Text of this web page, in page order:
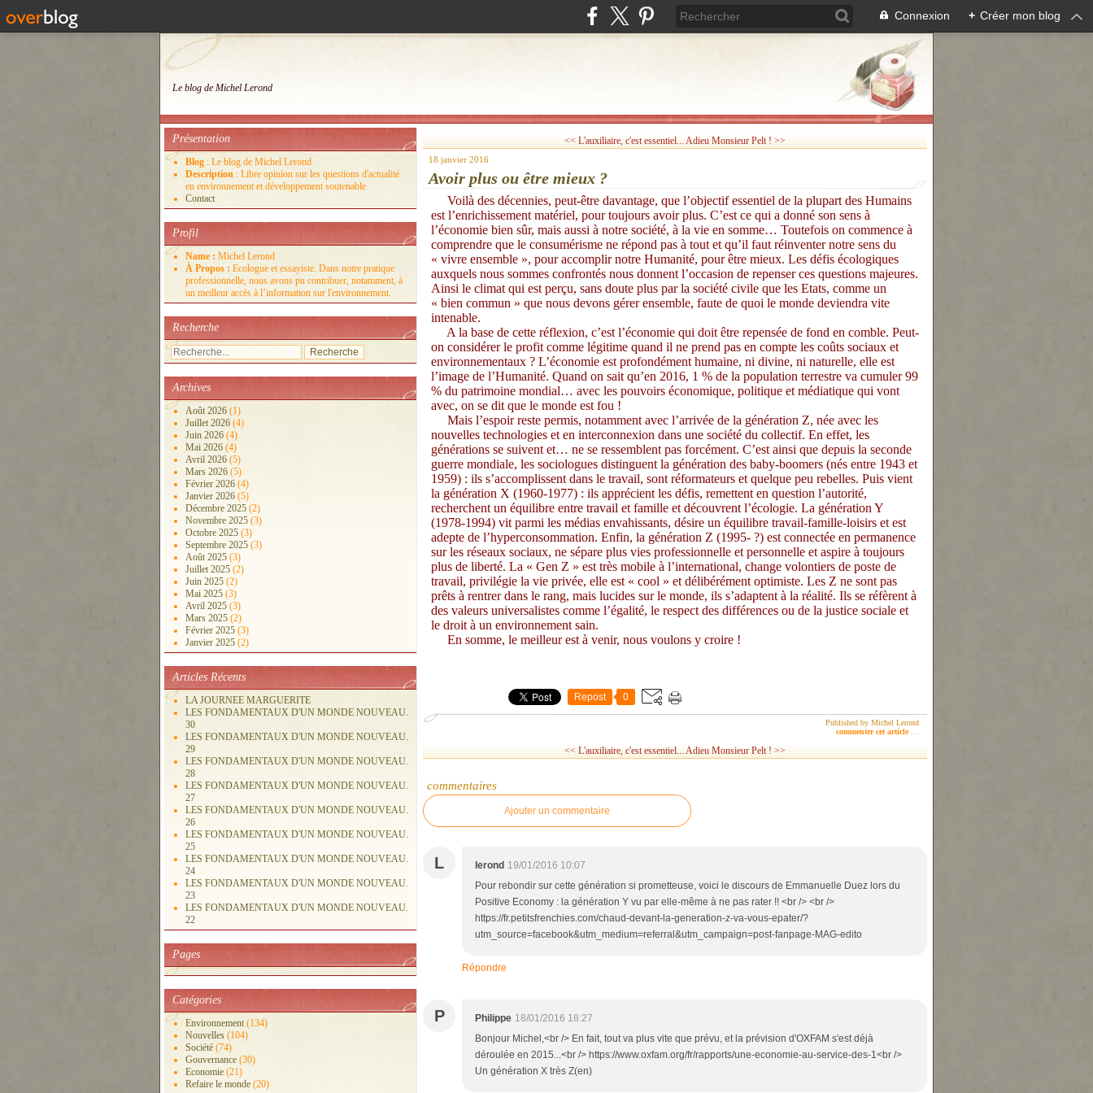
Connexion + Créer mon blog
Le blog de Michel Lerond
Présentation
Blog : Le blog de Michel Lerond
Description : Libre opinion sur les questions d'actualité
en environnement et développement soutenable
Contact
Profil
Name : Michel Lerond
À Propos : Ecologue et essayiste. Dans notre pratique
professionnelle, nous avons pu contribuer, notamment, à
un meilleur accès à l’information sur l'environnement.
Recherche
Archives
Août 2026 (1)
Juillet 2026 (4)
Juin 2026 (4)
Mai 2026 (4)
Avril 2026 (5)
Mars 2026 (5)
Février 2026 (4)
Janvier 2026 (5)
Décembre 2025 (2)
Novembre 2025 (3)
Octobre 2025 (3)
Septembre 2025 (3)
Août 2025 (3)
Juillet 2025 (2)
Juin 2025 (2)
Mai 2025 (3)
Avril 2025 (3)
Mars 2025 (2)
Février 2025 (3)
Janvier 2025 (2)
Articles Récents
LA JOURNEE MARGUERITE
LES FONDAMENTAUX D'UN MONDE NOUVEAU.
30
LES FONDAMENTAUX D'UN MONDE NOUVEAU.
29
LES FONDAMENTAUX D'UN MONDE NOUVEAU.
28
LES FONDAMENTAUX D'UN MONDE NOUVEAU.
27
LES FONDAMENTAUX D'UN MONDE NOUVEAU.
26
LES FONDAMENTAUX D'UN MONDE NOUVEAU.
25
LES FONDAMENTAUX D'UN MONDE NOUVEAU.
24
LES FONDAMENTAUX D'UN MONDE NOUVEAU.
23
LES FONDAMENTAUX D'UN MONDE NOUVEAU.
22
Pages
Catégories
Environnement (134)
Nouvelles (104)
Société (74)
Gouvernance (30)
Economie (21)
Refaire le monde (20)
<< L'auxiliaire, c'est essentiel...Adieu Monsieur Pelt ! >>
18 janvier 2016
Avoir plus ou être mieux ?
Voilà des décennies, peut-être davantage, que l’objectif essentiel de la plupart des Humains
est l’enrichissement matériel, pour toujours avoir plus. C’est ce qui a donné son sens à
l’économie bien sûr, mais aussi à notre société, à la vie en somme… Toutefois on commence à
comprendre que le consumérisme ne répond pas à tout et qu’il faut réinventer notre sens du
« vivre ensemble », pour accomplir notre Humanité, pour être mieux. Les défis écologiques
auxquels nous sommes confrontés nous donnent l’occasion de repenser ces questions majeures.
Ainsi le climat qui est perçu, sans doute plus par la société civile que les Etats, comme un
« bien commun » que nous devons gérer ensemble, faute de quoi le monde deviendra vite
intenable.
A la base de cette réflexion, c’est l’économie qui doit être repensée de fond en comble. Peut-
on considérer le profit comme légitime quand il ne prend pas en compte les coûts sociaux et
environnementaux ? L’économie est profondément humaine, ni divine, ni naturelle, elle est
l’image de l’Humanité. Quand on sait qu’en 2016, 1 % de la population terrestre va cumuler 99
% du patrimoine mondial… avec les pouvoirs économique, politique et médiatique qui vont
avec, on se dit que le monde est fou !
Mais l’espoir reste permis, notamment avec l’arrivée de la génération Z, née avec les
nouvelles technologies et en interconnexion dans une société du collectif. En effet, les
générations se suivent et… ne se ressemblent pas forcément. C’est ainsi que depuis la seconde
guerre mondiale, les sociologues distinguent la génération des baby-boomers (nés entre 1943 et
1959) : ils s’accomplissent dans le travail, sont réformateurs et quelque peu rebelles. Puis vient
la génération X (1960-1977) : ils apprécient les défis, remettent en question l’autorité,
recherchent un équilibre entre travail et famille et découvrent l’écologie. La génération Y
(1978-1994) vit parmi les médias envahissants, désire un équilibre travail-famille-loisirs et est
adepte de l’hyperconsommation. Enfin, la génération Z (1995- ?) est connectée en permanence
sur les réseaux sociaux, ne sépare plus vies professionnelle et personnelle et aspire à toujours
plus de liberté. La « Gen Z » est très mobile à l’international, change volontiers de poste de
travail, privilégie la vie privée, elle est « cool » et délibérément optimiste. Les Z ne sont pas
prêts à rentrer dans le rang, mais lucides sur le monde, ils s’adaptent à la réalité. Ils se réfèrent à
des valeurs universalistes comme l’égalité, le respect des différences ou de la justice sociale et
le droit à un environnement sain.
En somme, le meilleur est à venir, nous voulons y croire !
Repost 0
Published by Michel Lerond
commenter cet article
<< L'auxiliaire, c'est essentiel...Adieu Monsieur Pelt ! >>
commentaires
Ajouter un commentaire
L lerond 19/01/2016 10:07
Pour rebondir sur cette génération si prometteuse, voici le discours de Emmanuelle Duez lors du
Positive Economy : la génération Y vu par elle-même à ne pas rater !! <br /> <br />
https://fr.petitsfrenchies.com/chaud-devant-la-generation-z-va-vous-epater/?
utm_source=facebook&utm_medium=referral&utm_campaign=post-fanpage-MAG-edito
Répondre
P Philippe 18/01/2016 18:27
Bonjour Michel,<br /> En fait, tout va plus vite que prévu, et la prévision d'OXFAM s'est déjà
déroulée en 2015...<br /> https://www.oxfam.org/fr/rapports/une-economie-au-service-des-1<br />
Un génération X très Z(en)